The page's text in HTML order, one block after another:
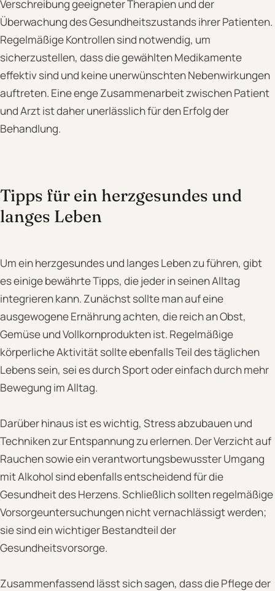
Verschreibung geeigneter Therapien und der
Überwachung des Gesundheitszustands ihrer Patienten.
Regelmäßige Kontrollen sind notwendig, um
sicherzustellen, dass die gewählten Medikamente
effektiv sind und keine unerwünschten Nebenwirkungen
auftreten. Eine enge Zusammenarbeit zwischen Patient
und Arzt ist daher unerlässlich für den Erfolg der
Behandlung.
Tipps für ein herzgesundes und
langes Leben
Um ein herzgesundes und langes Leben zu führen, gibt
es einige bewährte Tipps, die jeder in seinen Alltag
integrieren kann. Zunächst sollte man auf eine
ausgewogene Ernährung achten, die reich an Obst,
Gemüse und Vollkornprodukten ist. Regelmäßige
körperliche Aktivität sollte ebenfalls Teil des täglichen
Lebens sein, sei es durch Sport oder einfach durch mehr
Bewegung im Alltag.
Darüber hinaus ist es wichtig, Stress abzubauen und
Techniken zur Entspannung zu erlernen. Der Verzicht auf
Rauchen sowie ein verantwortungsbewusster Umgang
mit Alkohol sind ebenfalls entscheidend für die
Gesundheit des Herzens. Schließlich sollten regelmäßige
Vorsorgeuntersuchungen nicht vernachlässigt werden;
sie sind ein wichtiger Bestandteil der
Gesundheitsvorsorge.
Zusammenfassend lässt sich sagen, dass die Pflege der